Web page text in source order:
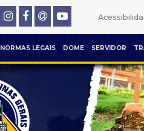
NORMAS LEGAIS DOME SERVIDOR